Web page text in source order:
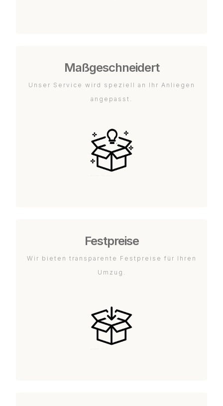
Maßgeschneidert
Unser Service wird speziell an Ihr Anliegen
angepasst.
Festpreise
Wir bieten transparente Festpreise für Ihren
Umzug.